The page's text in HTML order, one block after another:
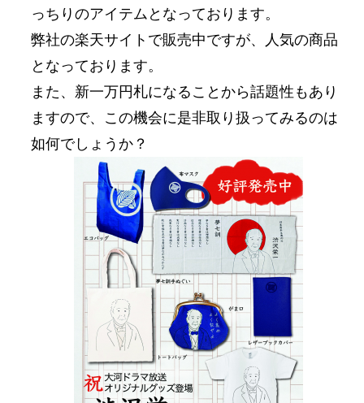
っちりのアイテムとなっております。
弊社の楽天サイトで販売中ですが、人気の商品
となっております。
また、新一万円札になることから話題性もあり
ますので、この機会に是非取り扱ってみるのは
如何でしょうか？